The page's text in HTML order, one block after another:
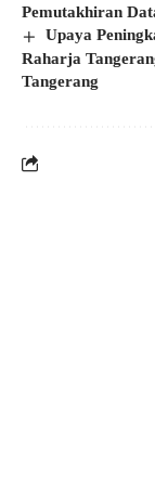
Pemutakhiran
Upaya
Raharja
Tangerang